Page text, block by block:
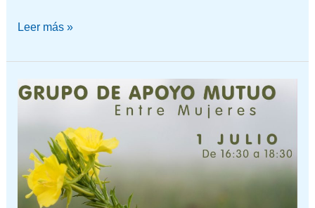
Leer más »
NOS
ENCONTRAR
“ENTRE
MUJERES”